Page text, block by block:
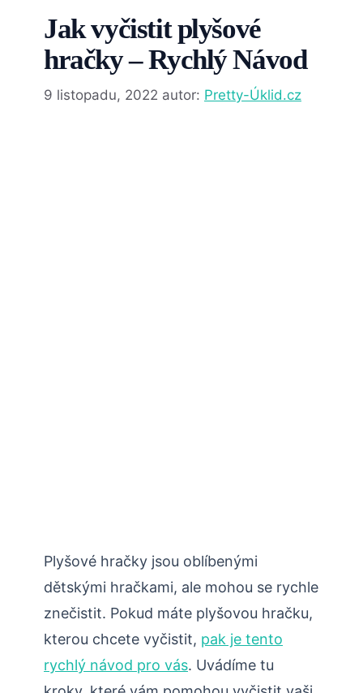
Jak vyčistit plyšové
hračky – Rychlý Návod
9 listopadu, 2022 autor: Pretty-Úklid.cz
Plyšové hračky jsou oblíbenými
dětskými hračkami, ale mohou se rychle
znečistit. Pokud máte plyšovou hračku,
kterou chcete vyčistit, pak je tento
rychlý návod pro vás. Uvádíme tu